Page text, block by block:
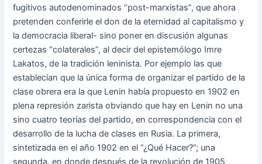
fugitivos autodenominados “post-marxistas”, que ahora
pretenden conferirle el don de la eternidad al capitalismo y
la democracia liberal- sino poner en discusión algunas
certezas “colaterales”, al decir del epistemólogo Imre
Lakatos, de la tradición leninista. Por ejemplo las que
establecían que la única forma de organizar el partido de la
clase obrera era la que Lenin había propuesto en 1902 en
plena represión zarista obviando que hay en Lenin no una
sino cuatro teorías del partido, en correspondencia con el
desarrollo de la lucha de clases en Rusia. La primera,
sintetizada en el año 1902 en el “¿Qué Hacer?”; una
segunda, en donde después de la revolución de 1905